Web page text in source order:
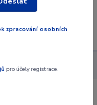
Menu
zpracování osobních
pro účely registrace.